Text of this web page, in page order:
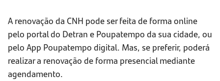
A renovação da CNH pode ser feita de forma online
pelo portal do Detran e Poupatempo da sua cidade, ou
pelo App Poupatempo digital. Mas, se preferir, poderá
realizar a renovação de forma presencial mediante
agendamento.